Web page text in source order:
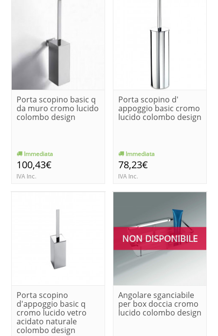
Porta scopino basic q
da muro cromo lucido
colombo design
Immediata
100,43€
IVA Inc.
Porta scopino d'
appoggio basic cromo
lucido colombo design
Immediata
78,23€
IVA Inc.
Porta scopino
d'appoggio basic q
cromo lucido vetro
acidato naturale
colombo design
NON DISPONIBILE
Angolare sganciabile
per box doccia cromo
lucido colombo design